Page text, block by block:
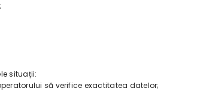
situații:
să verifice exactitatea datelor;